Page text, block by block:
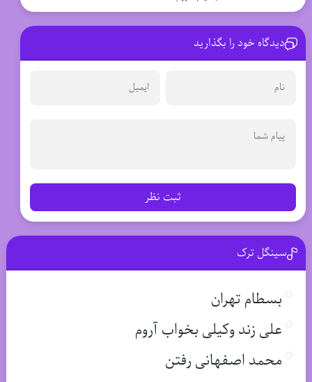
دیدگاه خود را بگذارید
ثبت نظر
سینگل ترک
بسطام تهران
علی زند وکیلی بخواب آروم
محمد اصفهانی رفتن